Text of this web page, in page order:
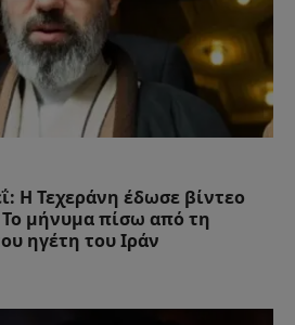
Η Τεχεράνη έδωσε βίντεο
μήνυμα πίσω από τη
ηγέτη του Ιράν